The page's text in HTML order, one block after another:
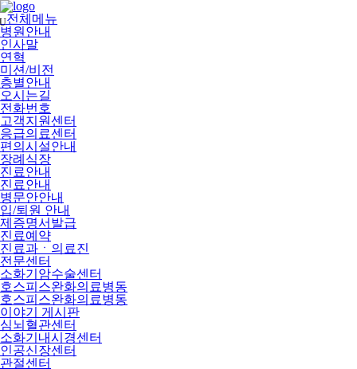
메
뉴
건
너
뛰
기
전체메뉴
병원안내
인사말
연혁
미션/비전
층별안내
오시는길
전화번호
고객지원센터
응급의료센터
편의시설안내
장례식장
진료안내
진료안내
병문안안내
입/퇴원 안내
제증명서발급
진료예약
진료과ㆍ의료진
전문센터
소화기암수술센터
호스피스완화의료병동
호스피스완화의료병동
이야기 게시판
심뇌혈관센터
소화기내시경센터
인공신장센터
관절센터